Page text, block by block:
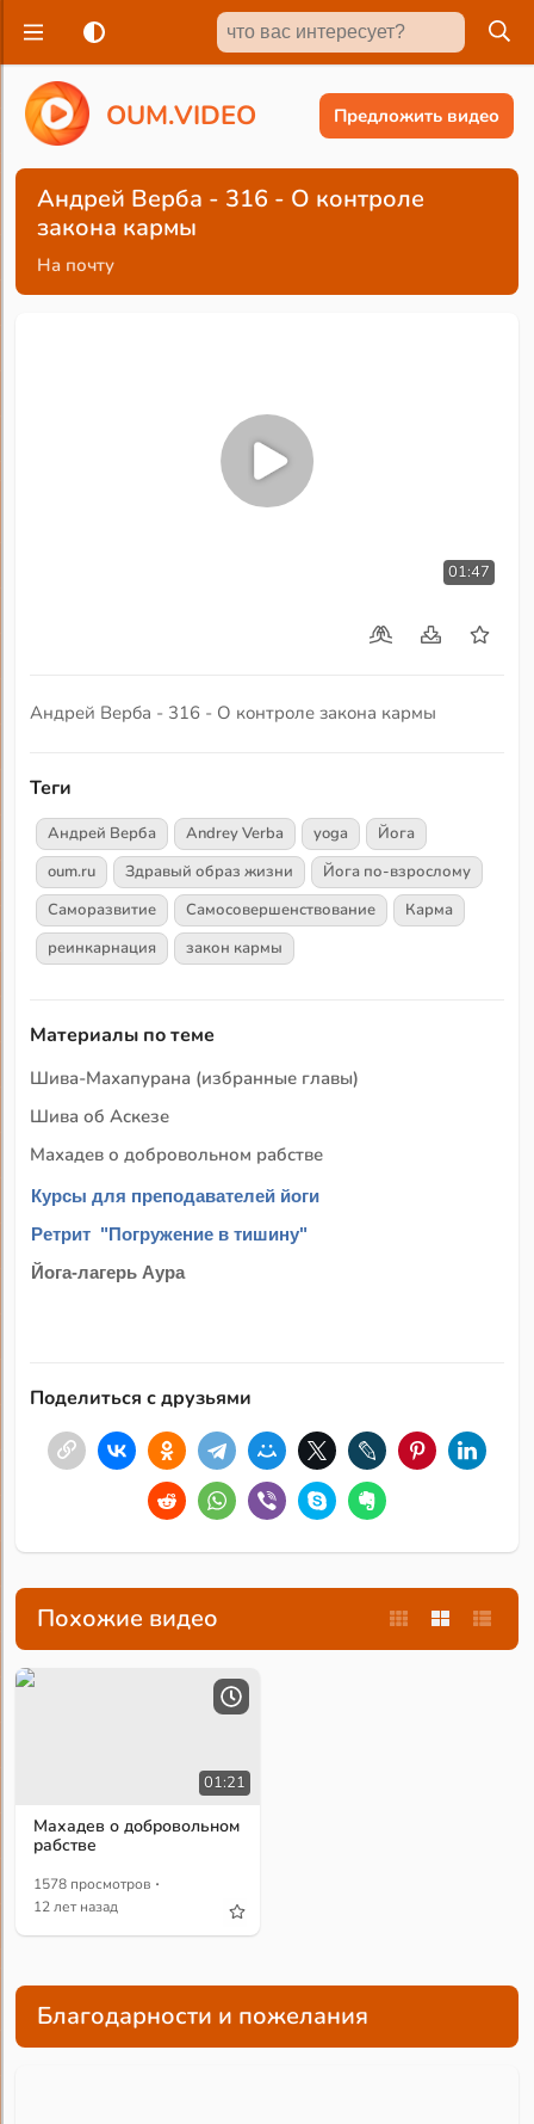
OUM.VIDEO Предложить видео
Андрей Верба - 316 - О контроле
закона кармы
На почту
01:47
Андрей Верба - 316 - О контроле закона кармы
Теги
Андрей Верба Andrey Verba yoga
Йога
oum.ru
Здравый образ жизни
Йога по-взрослому
Саморазвитие
Самосовершенствование
Карма
реинкарнация
закон кармы
Материалы по теме
Шива-Махапурана (избранные главы)
Шива об Аскезе
Махадев о добровольном рабстве
Курсы для преподавателей йоги
Ретрит "Погружение в тишину"
Йога-лагерь Аура
Поделиться с друзьями
Похожие видео
01:21
Махадев о добровольном
рабстве
1578 просмотров ·
12 лет назад
Благодарности и пожелания